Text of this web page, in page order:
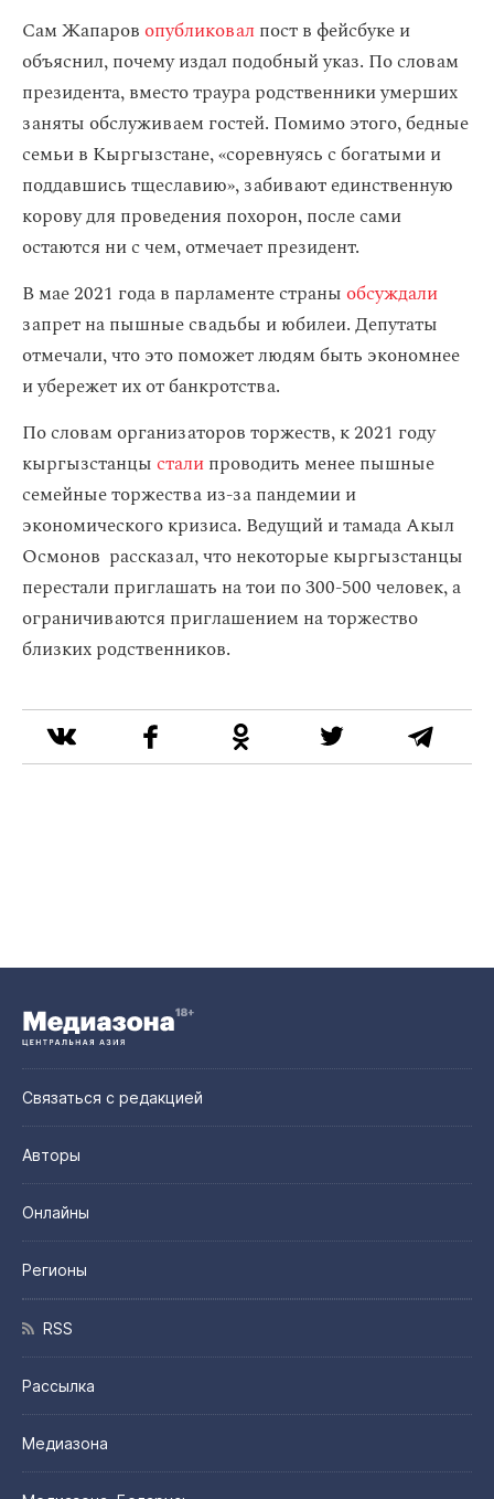
Сам Жапаров опубликовал пост в фейсбуке и
объяснил, почему издал подобный указ. По словам
президента, вместо траура родственники умерших
заняты обслуживаем гостей. Помимо этого, бедные
семьи в Кыргызстане, «соревнуясь с богатыми и
поддавшись тщеславию», забивают единственную
корову для проведения похорон, после сами
остаются ни с чем, отмечает президент.
В мае 2021 года в парламенте страны обсуждали
запрет на пышные свадьбы и юбилеи. Депутаты
отмечали, что это поможет людям быть экономнее
и убережет их от банкротства.
По словам организаторов торжеств, к 2021 году
кыргызстанцысталипроводить менее пышные
семейные торжества из-за пандемии и
экономического кризиса. Ведущий и тамада Акыл
Осмонов рассказал, что некоторые кыргызстанцы
перестали приглашать на тои по 300-500 человек, а
ограничиваются приглашением на торжество
близких родственников.
Связаться с редакцией
Авторы
Онлайны
Регионы
RSS
Рассылка
Медиазона